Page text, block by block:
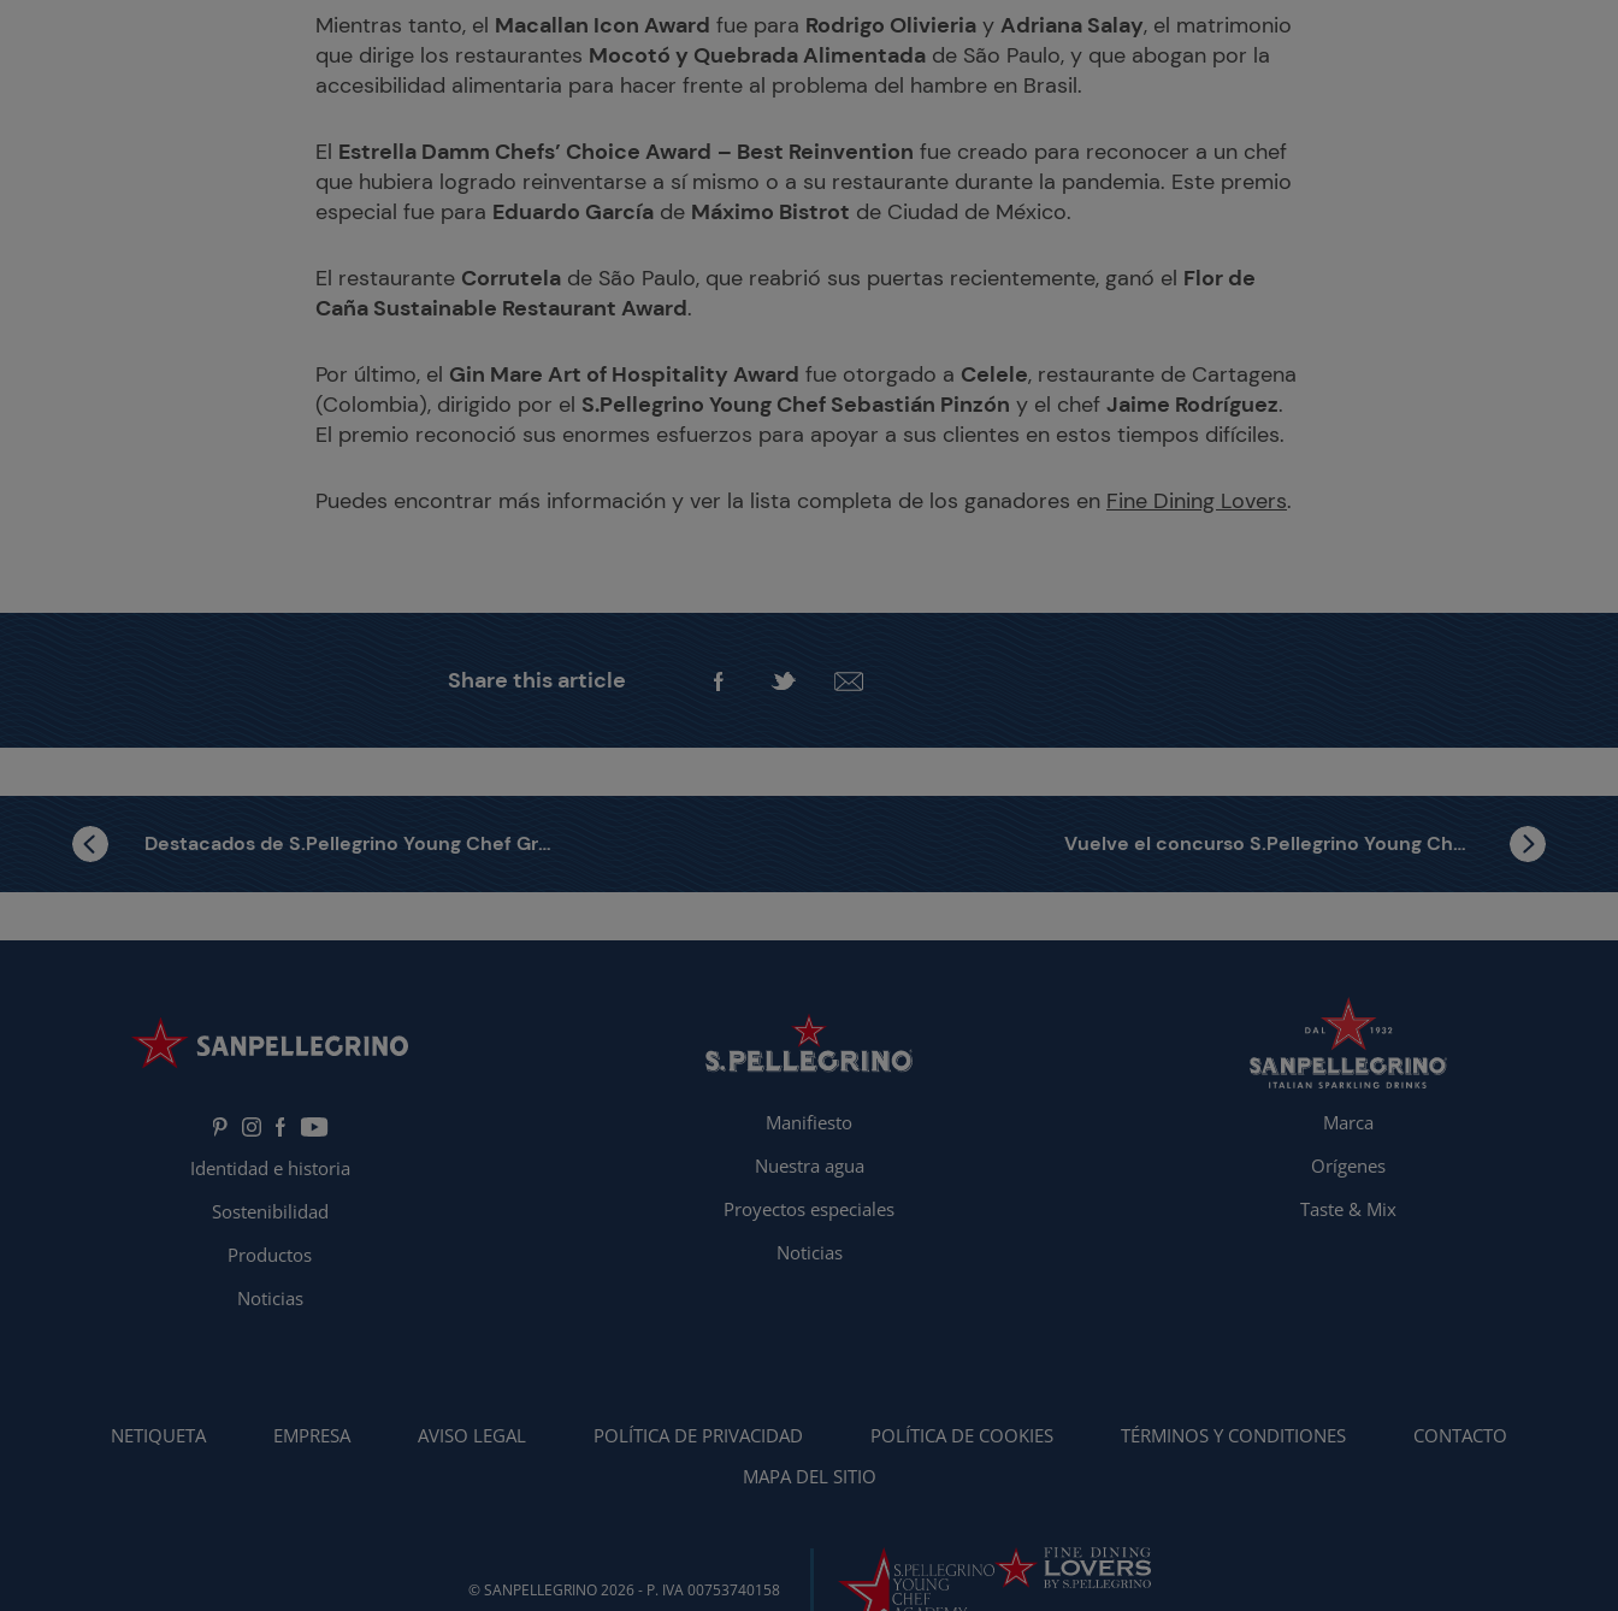
Mientras tanto, el Macallan Icon Award fue para Rodrigo Olivieria y Adriana Salay, el matrimonio
que dirige los restaurantes Mocotó y Quebrada Alimentada de São Paulo, y que abogan por la
accesibilidad alimentaria para hacer frente al problema del hambre en Brasil.
El Estrella Damm Chefs’ Choice Award – Best Reinvention fue creado para reconocer a un chef
que hubiera logrado reinventarse a sí mismo o a su restaurante durante la pandemia. Este premio
especial fue para Eduardo García de Máximo Bistrot de Ciudad de México.
El restaurante Corrutela de São Paulo, que reabrió sus puertas recientemente, ganó el Flor de
Caña Sustainable Restaurant Award.
Por último, el Gin Mare Art of Hospitality Award fue otorgado a Celele, restaurante de Cartagena
(Colombia), dirigido por el S.Pellegrino Young Chef Sebastián Pinzón y el chef Jaime Rodríguez.
El premio reconoció sus enormes esfuerzos para apoyar a sus clientes en estos tiempos difíciles.
Puedes encontrar más información y ver la lista completa de los ganadores en Fine Dining Lovers.
Share this article
Destacados de S.Pellegrino Young Chef Grand Finale Vuelve el concurso S.Pellegrino Young Chef Academy
Identidad e historia
Sostenibilidad
Productos
Noticias
Manifiesto
Nuestra agua
Proyectos especiales
Noticias
Marca
Orígenes
Taste & Mix
NETIQUETA EMPRESA AVISO LEGAL POLÍTICA DE PRIVACIDAD POLÍTICA DE COOKIES TÉRMINOS Y CONDITIONES
CONTACTO
MAPA DEL SITIO
© SANPELLEGRINO 2026 - P. IVA 00753740158